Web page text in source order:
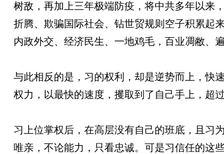
树敌，再加上三年极端防疫，将中共多年以来
折腾、欺骗国际社会、钻世贸规则空子积累起
内政外交、经济民生、一地鸡毛，百业凋敝、
与此相反的是，习的权利，却是逆势而上，快
权力，以最快的速度，攫取到了自己手上，超
习上位掌权后，在高层没有自己的班底，且习
唯亲，不论能力，只看忠诚。可是习信任的这